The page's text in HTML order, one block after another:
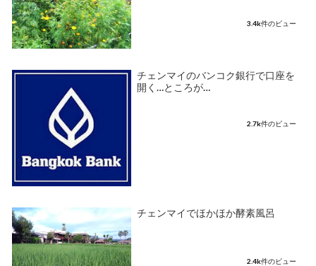
3.4k件のビュー
チェンマイのバンコク銀行で口座を
開く…ところが…
2.7k件のビュー
チェンマイでほかほか酵素風呂
2.4k件のビュー